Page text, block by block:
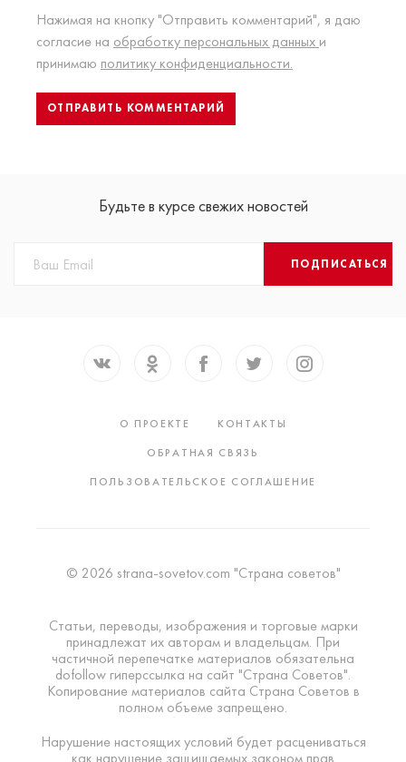
Нажимая на кнопку "Отправить комментарий", я даю
согласие на обработку персональных данных и
принимаю политику конфиденциальности.
Будьте в курсе свежих новостей
ПОДПИСАТЬСЯ
О ПРОЕКТЕ
КОНТАКТЫ
ОБРАТНАЯ СВЯЗЬ
ПОЛЬЗОВАТЕЛЬСКОЕ СОГЛАШЕНИЕ
© 2026 strana-sovetov.com "Страна советов"
Статьи, переводы, изображения и торговые марки
принадлежат их авторам и владельцам. При
частичной перепечатке материалов обязательна
dofollow гиперссылка на сайт "Страна Советов".
Копирование материалов сайта Страна Советов в
полном объеме запрещено.
Нарушение настоящих условий будет расцениваться
как нарушение защищаемых законом прав